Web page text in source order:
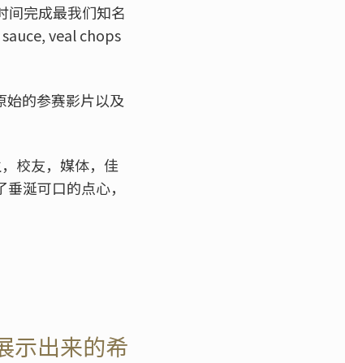
间完成最我们知名
veal chops
始的参赛影片以及
校友，媒体，佳
涎可口的点心，
示出来的希